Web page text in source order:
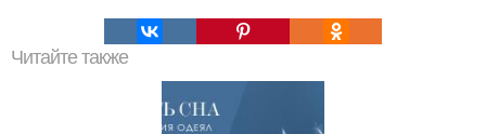
Читайте также